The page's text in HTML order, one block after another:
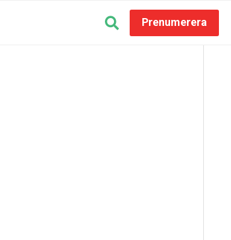
Prenumerera